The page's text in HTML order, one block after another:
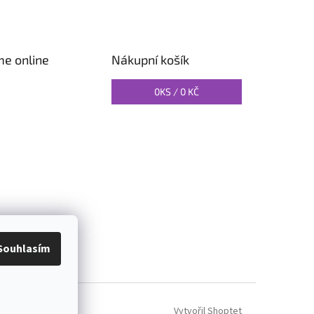
online
Nákupní košík
0KS / 0 KČ
Vytvořil Shoptet